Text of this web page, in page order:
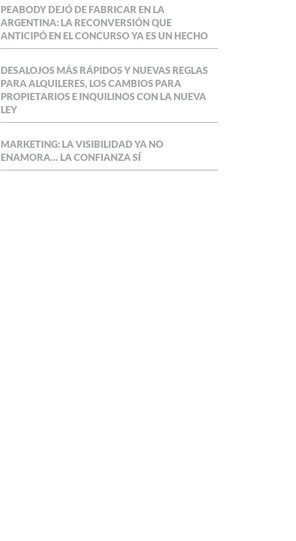
PEABODY DEJÓ DE FABRICAR EN LA
ARGENTINA: LA RECONVERSIÓN QUE
ANTICIPÓ EN EL CONCURSO YA ES UN HECHO
DESALOJOS MÁS RÁPIDOS Y NUEVAS REGLAS
PARA ALQUILERES, LOS CAMBIOS PARA
PROPIETARIOS E INQUILINOS CON LA NUEVA
LEY
MARKETING: LA VISIBILIDAD YA NO
ENAMORA… LA CONFIANZA SÍ